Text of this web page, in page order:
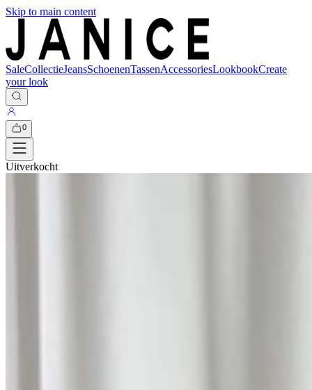
Skip to main content
SaleCollectieJeansSchoenenTassenAccessoriesLookbookCreate
your look
0
Uitverkocht